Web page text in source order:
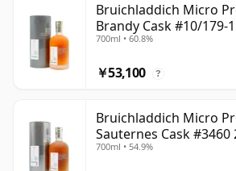
Bruichladdich Micro
Brandy Cask #10/179-
700ml • 60.8%
￥53,100 ?
Bruichladdich Micro
Sauternes Cask #3460
700ml • 54.9%